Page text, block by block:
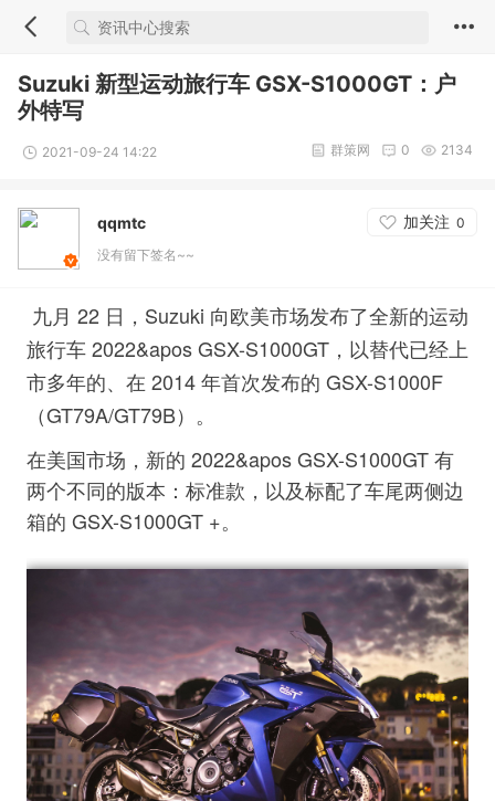
Suzuki 新型运动旅行车 GSX-S1000GT：户
外特写
2021-09-24 14:22 2134
0
群策网
qqmtc 加关注 0
没有留下签名~~
九月 22 日，Suzuki 向欧美市场发布了全新的运动
旅行车 2022&apos GSX-S1000GT，以替代已经上
市多年的、在 2014 年首次发布的 GSX-S1000F
（GT79A/GT79B）。
在美国市场，新的 2022&apos GSX-S1000GT 有
两个不同的版本：标准款，以及标配了车尾两侧边
箱的 GSX-S1000GT +。